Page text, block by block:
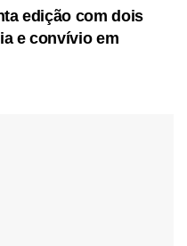
edição com dois
e convívio em